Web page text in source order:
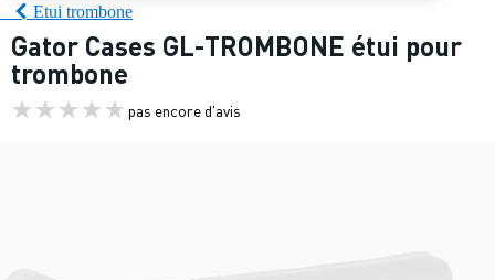
Etui trombone
Gator Cases GL-TROMBONE étui pour
trombone
pas encore d'avis